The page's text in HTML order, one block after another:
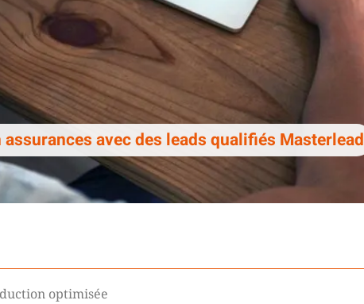
avec des leads qualifiés Masterlead
optimisée